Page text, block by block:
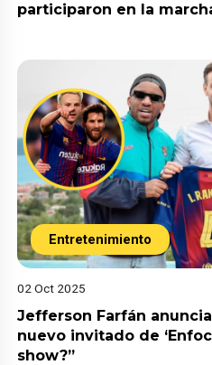
participaron en la
Entretenimiento
02 Oct 2025
Jefferson Farfán
nuevo invitado de
show?”